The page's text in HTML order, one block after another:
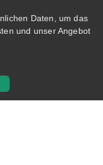
Daten, um das
und unser Angebot